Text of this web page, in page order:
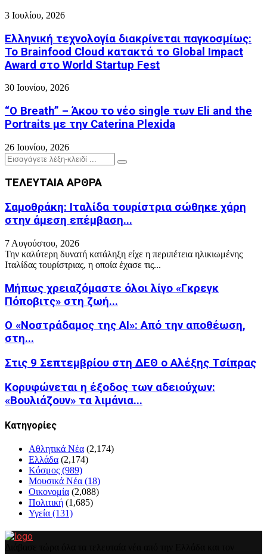
3 Ιουλίου, 2026
Ελληνική τεχνολογία διακρίνεται παγκοσμίως:
Το Brainfood Cloud κατακτά το Global Impact
Award στο World Startup Fest
30 Ιουνίου, 2026
“O Breath” – Άκου το νέο single των Eli and the
Portraits με την Caterina Plexida
26 Ιουνίου, 2026
Search
for:
Search
ΤΕΛΕΥΤΑΙΑ ΑΡΘΡΑ
Σαμοθράκη: Ιταλίδα τουρίστρια σώθηκε χάρη
στην άμεση επέμβαση...
7 Αυγούστου, 2026
Την καλύτερη δυνατή κατάληξη είχε η περιπέτεια ηλικιωμένης
Ιταλίδας τουρίστριας, η οποία έχασε τις...
Μήπως χρειαζόμαστε όλοι λίγο «Γκρεγκ
Πόποβιτς» στη ζωή...
Ο «Νοστράδαμος της AI»: Από την αποθέωση,
στη...
Στις 9 Σεπτεμβρίου στη ΔΕΘ ο Αλέξης Τσίπρας
Κορυφώνεται η έξοδος των αδειούχων:
«Βουλιάζουν» τα λιμάνια...
Kατηγορίες
Αθλητικά Νέα (2,174)
Ελλάδα (2,174)
Κόσμος (989)
Μουσικά Νέα (18)
Οικονομία (2,088)
Πολιτική (1,685)
Υγεία (131)